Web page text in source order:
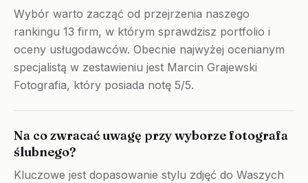
Wybór warto zacząć od przejrzenia naszego
rankingu 13 firm, w którym sprawdzisz portfolio i
oceny usługodawców. Obecnie najwyżej ocenianym
specjalistą w zestawieniu jest Marcin Grajewski
Fotografia, który posiada notę 5/5.
Na co zwracać uwagę przy wyborze fotografa
ślubnego?
Kluczowe jest dopasowanie stylu zdjęć do Waszych